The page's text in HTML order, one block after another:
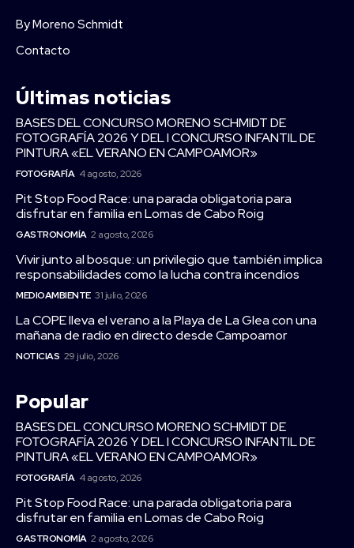
By Moreno Schmidt
Contacto
Últimas noticias
BASES DEL CONCURSO MORENO SCHMIDT DE
FOTOGRAFÍA 2026 Y DEL I CONCURSO INFANTIL DE
PINTURA «EL VERANO EN CAMPOAMOR»
FOTOGRAFÍA 4 agosto, 2026
Pit Stop Food Race: una parada obligatoria para
disfrutar en familia en Lomas de Cabo Roig
GASTRONOMÍA 2 agosto, 2026
Vivir junto al bosque: un privilegio que también implica
responsabilidades como la lucha contra incendios
MEDIOAMBIENTE 31 julio, 2026
La COPE lleva el verano a la Playa de La Glea con una
mañana de radio en directo desde Campoamor
NOTICIAS 29 julio, 2026
Popular
BASES DEL CONCURSO MORENO SCHMIDT DE
FOTOGRAFÍA 2026 Y DEL I CONCURSO INFANTIL DE
PINTURA «EL VERANO EN CAMPOAMOR»
FOTOGRAFÍA 4 agosto, 2026
Pit Stop Food Race: una parada obligatoria para
disfrutar en familia en Lomas de Cabo Roig
GASTRONOMÍA 2 agosto, 2026